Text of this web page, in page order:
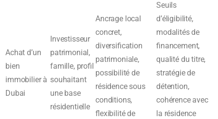
Achat d’un
bien
immobilier à
Dubai
Investisseur
patrimonial,
famille, profil
souhaitant
une base
résidentielle
Ancrage local
concret,
diversification
patrimoniale,
possibilité de
résidence sous
conditions,
flexibilité de
Seuils
d’éligibilité,
modalités de
financement,
qualité du titre,
stratégie de
détention,
cohérence avec
la résidence